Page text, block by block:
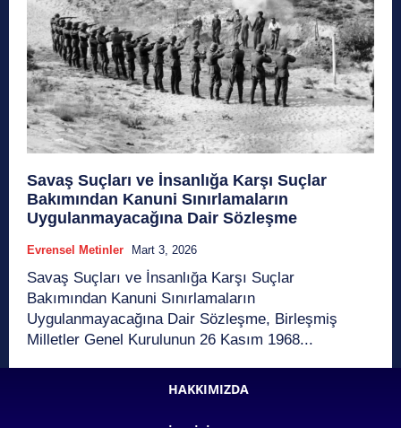
Savaş Suçları ve İnsanlığa Karşı Suçlar
Bakımından Kanuni Sınırlamaların
Uygulanmayacağına Dair Sözleşme
Evrensel Metinler Mart 3, 2026
Savaş Suçları ve İnsanlığa Karşı Suçlar
Bakımından Kanuni Sınırlamaların
Uygulanmayacağına Dair Sözleşme, Birleşmiş
Milletler Genel Kurulunun 26 Kasım 1968...
HAKKIMIZDA